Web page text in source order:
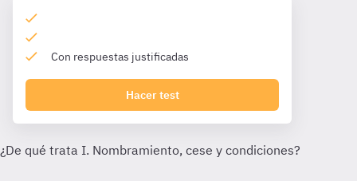
Con respuestas justificadas
Hacer test